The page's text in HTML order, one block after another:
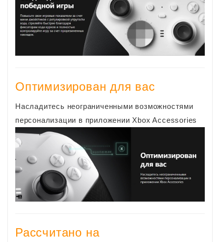
Оптимизирован для вас
Насладитесь неограниченными возможностями
персонализации в приложении Xbox Accessories
Рассчитано на